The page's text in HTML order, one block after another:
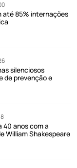
até 85% internações
silenciosos
de prevenção e
40 anos com a
William Shakespeare